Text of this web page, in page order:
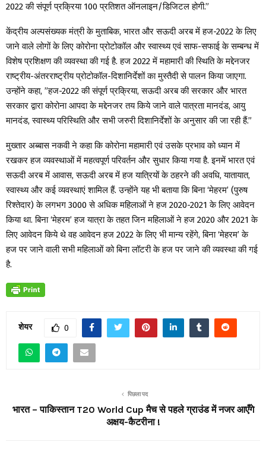
2022 की संपूर्ण प्रक्रिया 100 प्रतिशत ऑनलाइन/डिजिटल होगी.”
केंद्रीय अल्पसंख्यक मंत्री के मुताबिक, भारत और सऊदी अरब में हज-2022 के लिए
जाने वाले लोगों के लिए कोरोना प्रोटोकॉल और स्वास्थ्य एवं साफ-सफाई के सम्बन्ध में
विशेष प्रशिक्षण की व्यवस्था की गई है. हज 2022 में महामारी की स्थिति के मद्देनजर
राष्ट्रीय-अंतरराष्ट्रीय प्रोटोकॉल-दिशानिर्देशों का मुस्तैदी से पालन किया जाएगा.
उन्होंने कहा, ”हज-2022 की संपूर्ण प्रक्रिया, सऊदी अरब की सरकार और भारत
सरकार द्वारा कोरोना आपदा के मद्देनजर तय किये जाने वाले पात्रता मानदंड, आयु
मानदंड, स्वास्थ्य परिस्थिति और सभी जरुरी दिशानिर्देशों के अनुसार की जा रही हैं.”
मुख्तार अब्बास नकवी ने कहा कि कोरोना महामारी एवं उसके प्रभाव को ध्यान में
रखकर हज व्यवस्थाओं में महत्वपूर्ण परिवर्तन और सुधार किया गया है. इनमें भारत एवं
सऊदी अरब में आवास, सऊदी अरब में हज यात्रियों के ठहरने की अवधि, यातायात,
स्वास्थ्य और कई व्यवस्थाएं शामिल हैं. उन्होंने यह भी बताया कि बिना ‘मेहरम’ (पुरुष
रिश्तेदार) के लगभग 3000 से अधिक महिलाओं ने हज 2020-2021 के लिए आवेदन
किया था. बिना ‘मेहरम’ हज यात्रा के तहत जिन महिलाओं ने हज 2020 और 2021 के
लिए आवेदन किये थे वह आवेदन हज 2022 के लिए भी मान्य रहेंगे, बिना ‘मेहरम’ के
हज पर जाने वाली सभी महिलाओं को बिना लॉटरी के हज पर जाने की व्यवस्था की गई
है.
शेयर 0
पिछला पद
भारत – पाकिस्तान T20 World Cup मैच से पहले ग्राउंड में नजर आएँगे
अक्षय-कैटरीना !